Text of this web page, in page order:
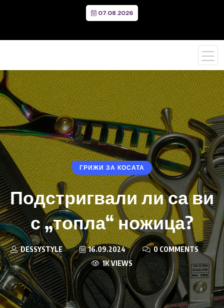
07.08.2026
ГРИЖИ ЗА КОСАТА
Подстригвали ли са ви
с „топла“ ножица?
DESSYSTYLE 16.09.2024
0 COMMENTS
1K VIEWS